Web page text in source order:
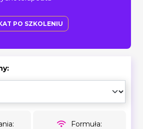
PO SZKOLENIU
Formuła: